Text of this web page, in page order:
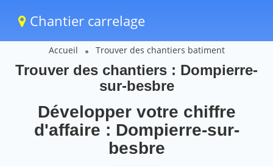
Chantier carrelage
Accueil Trouver des chantiers batiment
Trouver des chantiers : Dompierre-
sur-besbre
Développer votre chiffre
d'affaire : Dompierre-sur-
besbre